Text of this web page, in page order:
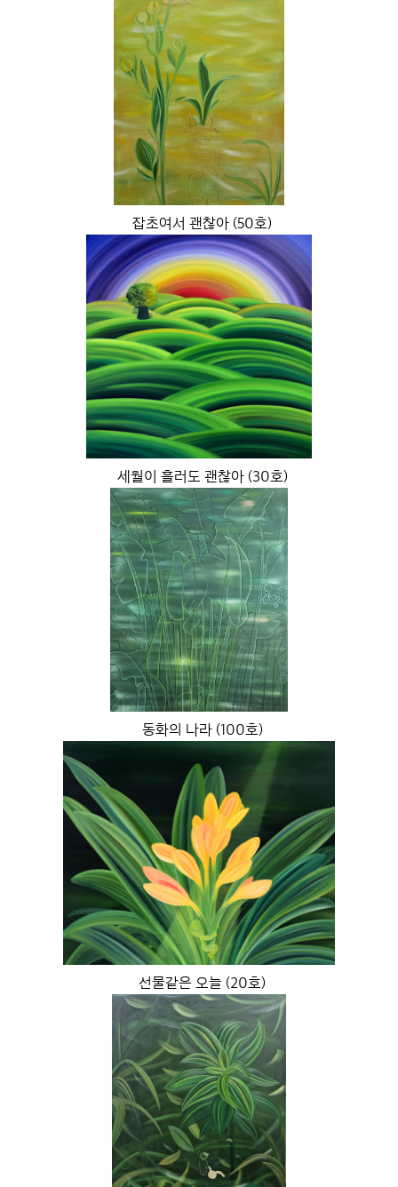
잡초여서 괜찮아 (50호)
세월이 흘러도 괜찮아 (30호)
동화의 나라 (100호)
선물같은 오늘 (20호)